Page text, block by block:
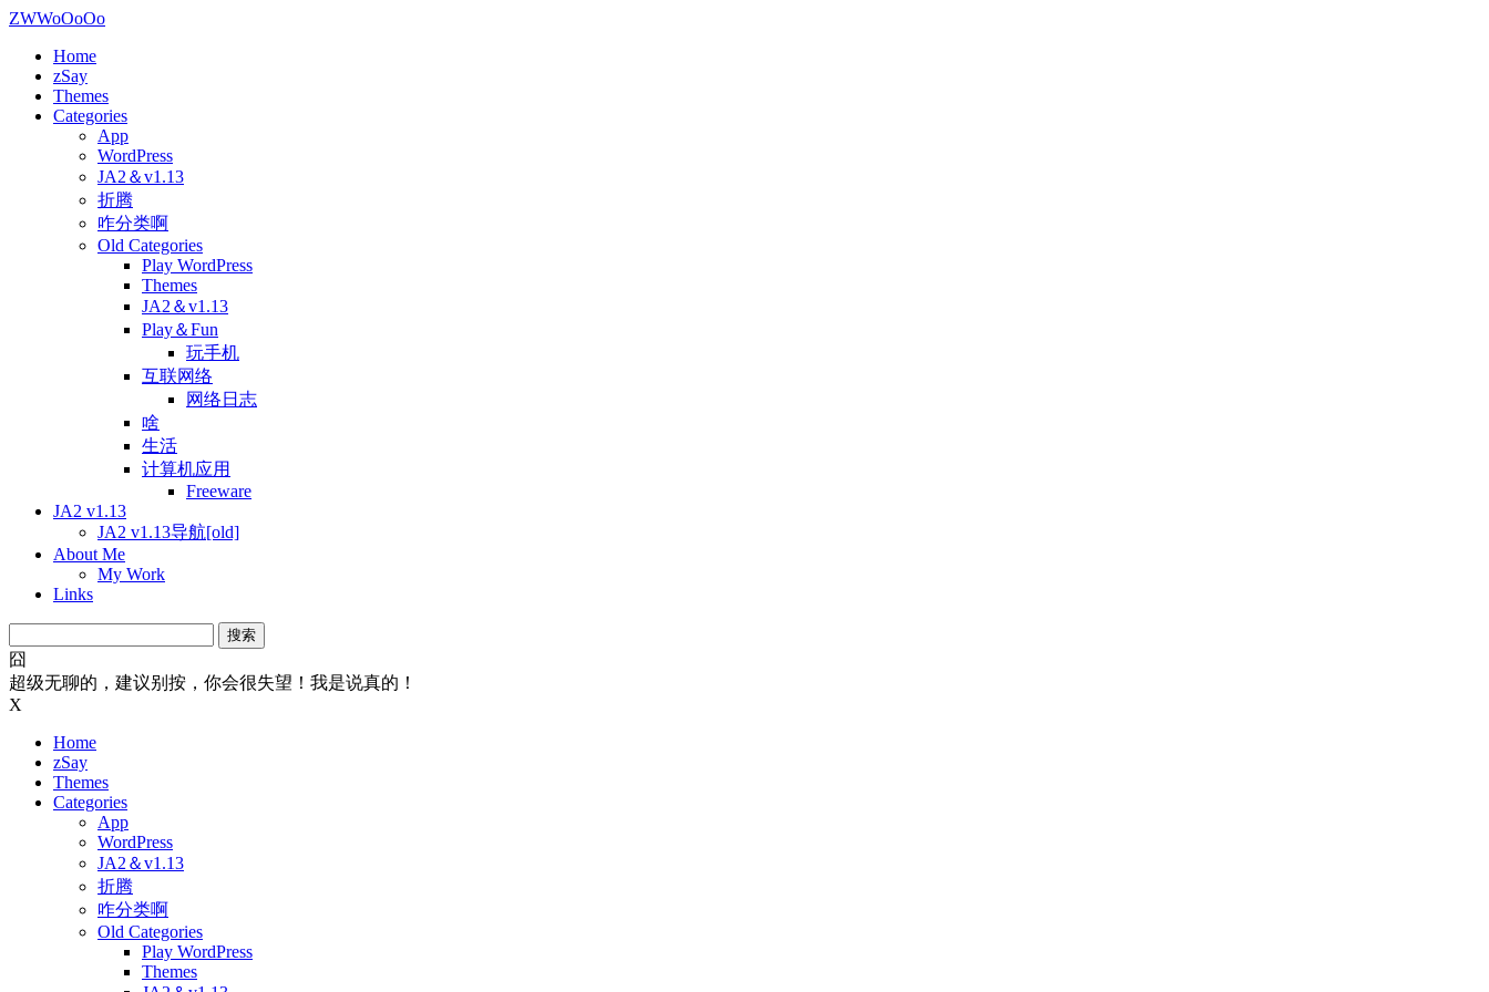
ZWWoOoOo
Home
zSay
Themes
Categories
App
WordPress
JA2＆v1.13
折腾
咋分类啊
Old Categories
Play WordPress
Themes
JA2＆v1.13
Play＆Fun
玩手机
互联网络
网络日志
啥
生活
计算机应用
Freeware
JA2 v1.13
JA2 v1.13导航[old]
About Me
My Work
Links
索：
囧
超级无聊的，建议别按，你会很失望！我是说真的！
X
Home
zSay
Themes
Categories
App
WordPress
JA2＆v1.13
折腾
咋分类啊
Old Categories
Play WordPress
Themes